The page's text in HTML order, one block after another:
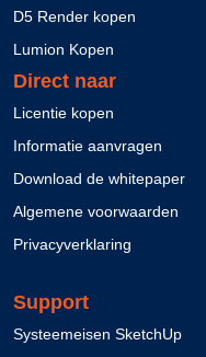
D5 Render kopen
Lumion Kopen
Direct naar
Licentie kopen
Informatie aanvragen
Download de whitepaper
Algemene voorwaarden
Privacyverklaring
Support
Systeemeisen SketchUp